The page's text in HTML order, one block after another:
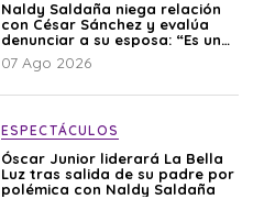
Naldy Saldaña niega relación
con César Sánchez y evalúa
denunciar a su esposa: “Es una
difamación”
07 Ago 2026
ESPECTÁCULOS
Óscar Junior liderará La Bella
Luz tras salida de su padre por
polémica con Naldy Saldaña